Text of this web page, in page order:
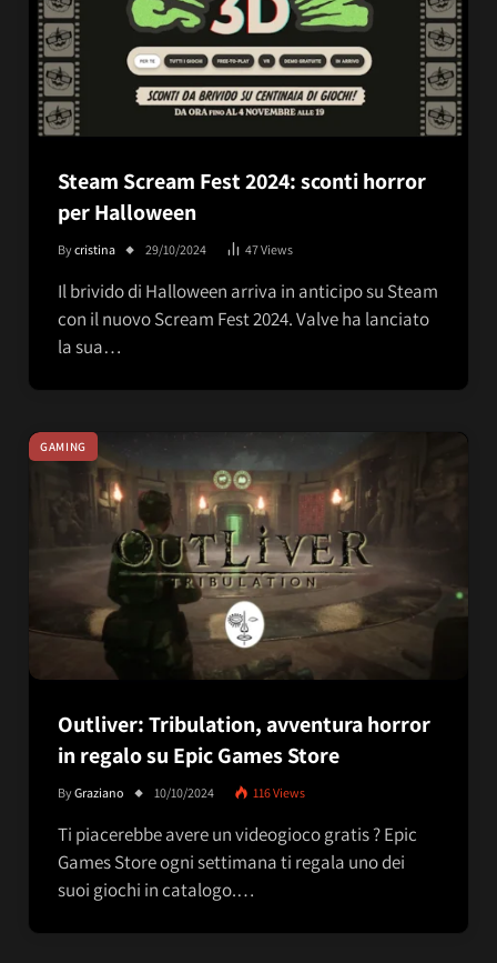
Steam Scream Fest 2024: sconti horror
per Halloween
Bycristina 29/10/2024 47Views
Il brivido di Halloween arriva in anticipo su Steam
con il nuovo Scream Fest 2024. Valve ha lanciato
la sua…
GAMING
Outliver: Tribulation, avventura horror
in regalo su Epic Games Store
ByGraziano 10/10/2024 116Views
Ti piacerebbe avere un videogioco gratis ? Epic
Games Store ogni settimana ti regala uno dei
suoi giochi in catalogo.…